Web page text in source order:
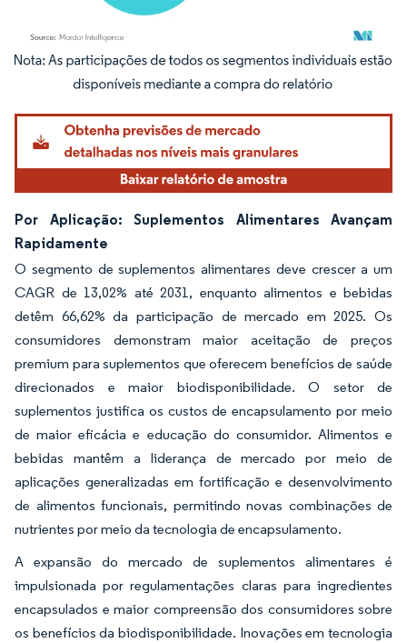
Imagem © Mordor Intelligence. O reuso requer atribuição conforme CC BY 4.0.
Por Aplicação: Suplementos Alimentares Avançam
Rapidamente
O segmento de suplementos alimentares deve crescer a um
CAGR de 13,02% até 2031, enquanto alimentos e bebidas
detêm 66,62% da participação de mercado em 2025. Os
consumidores demonstram maior aceitação de preços
premium para suplementos que oferecem benefícios de saúde
direcionados e maior biodisponibilidade. O setor de
suplementos justifica os custos de encapsulamento por meio
de maior eficácia e educação do consumidor. Alimentos e
bebidas mantêm a liderança de mercado por meio de
aplicações generalizadas em fortificação e desenvolvimento
de alimentos funcionais, permitindo novas combinações de
nutrientes por meio da tecnologia de encapsulamento.
A expansão do mercado de suplementos alimentares é
impulsionada por regulamentações claras para ingredientes
encapsulados e maior compreensão dos consumidores sobre
os benefícios da biodisponibilidade. Inovações em tecnologia